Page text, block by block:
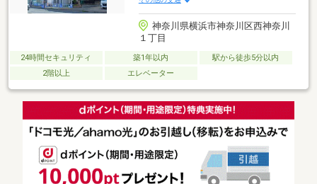
神奈川県横浜市神奈川区西神奈川
１丁目
24時間セキュリティ 築1年以内
駅から徒歩5分以内
2階以上
エレベーター